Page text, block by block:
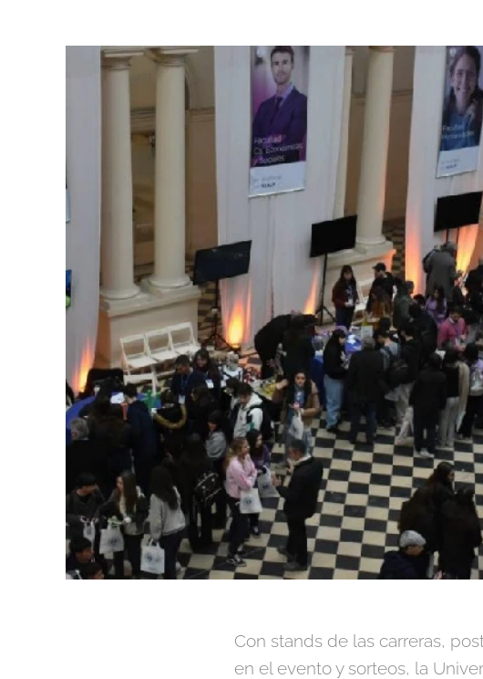
Con stands de las carreras,
en el evento y sorteos, la